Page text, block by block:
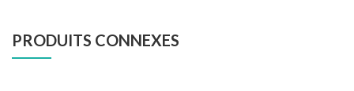
PRODUITS CONNEXES